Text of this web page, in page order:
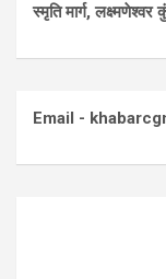
स्मृति मार्ग,
Email -